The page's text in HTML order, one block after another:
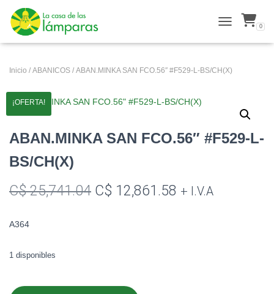
ALTERNAR
0
Inicio / ABANICOS / ABAN.MINKA SAN FCO.56″ #F529-L-BS/CH(X)
¡OFERTA!
ABAN.MINKA SAN FCO.56″ #F529-L-
BS/CH(X)
C$25,741.04 El
C$ 12,861.58 El
+ I.V.A
A364
1 disponibles
ABAN.MINKA